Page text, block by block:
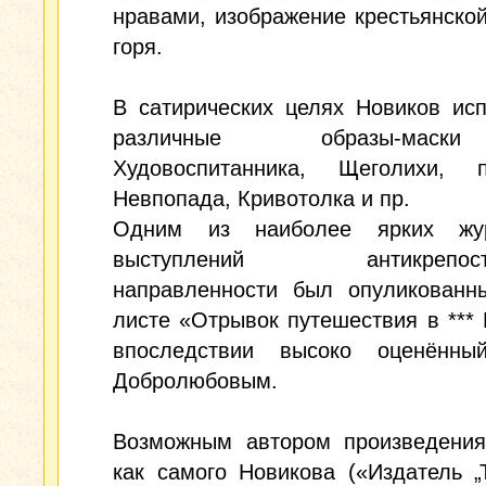
нравами, изображение
горя.
В сатирических целях Новиков
различные образы-
Худовоспитанника, Щеголихи,
Невпопада, Кривотолка и пр.
Одним из наиболее ярких
выступлений
направленности был
листе «Отрывок путешествия в ***
впоследствии высоко
Добролюбовым.
Возможным автором
как самого Новикова («Издатель